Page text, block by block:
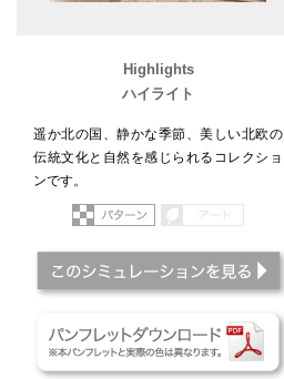
Highlights
ハイライト
遥か北の国、静かな季節、美しい北欧の
伝統文化と自然を感じられるコレクショ
ンです。
パターン